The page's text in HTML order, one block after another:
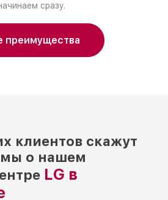
сразу.
преимущества
клиентов скажут
о нашем
LG в